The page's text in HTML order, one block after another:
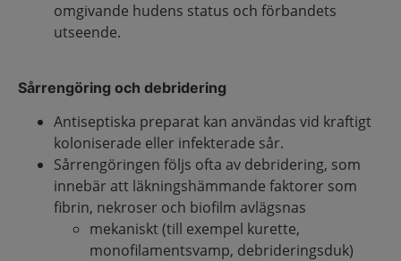
omgivande hudens status och förbandets
utseende.
Sårrengöring och debridering
Antiseptiska preparat kan användas vid kraftigt
koloniserade eller infekterade sår.
Sårrengöringen följs ofta av debridering, som
innebär att läkningshämmande faktorer som
fibrin, nekroser och biofilm avlägsnas
mekaniskt (till exempel kurette,
monofilamentsvamp, debrideringsduk)